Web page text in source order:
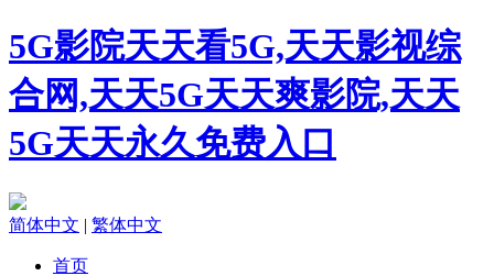
5G影院天天看5G,天天影视综
合网,天天5G天天爽影院,天天
5G天天永久免费入口
简体中文 | 繁体中文
首页